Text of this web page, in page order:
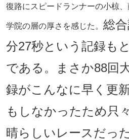
復路にスピードランナーの小椋
学院の層の厚さを感じた。 総
分27秒という記録も
である。まさか88回
録がこんなに早く更
もしなかったため只
晴らしいレースだった